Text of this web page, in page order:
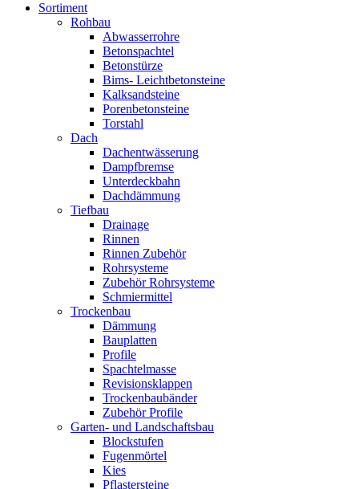
Sortiment
Rohbau
Abwasserrohre
Betonspachtel
Betonstürze
Bims- Leichtbetonsteine
Kalksandsteine
Porenbetonsteine
Torstahl
Dach
Dachentwässerung
Dampfbremse
Unterdeckbahn
Dachdämmung
Tiefbau
Drainage
Rinnen
Rinnen Zubehör
Rohrsysteme
Zubehör Rohrsysteme
Schmiermittel
Trockenbau
Dämmung
Bauplatten
Profile
Spachtelmasse
Revisionsklappen
Trockenbaubänder
Zubehör Profile
Garten- und Landschaftsbau
Blockstufen
Fugenmörtel
Kies
Pflastersteine